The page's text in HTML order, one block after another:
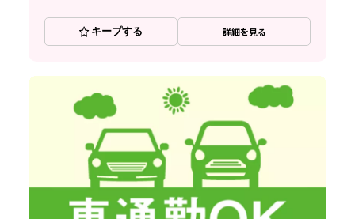
キープする 詳細を見る